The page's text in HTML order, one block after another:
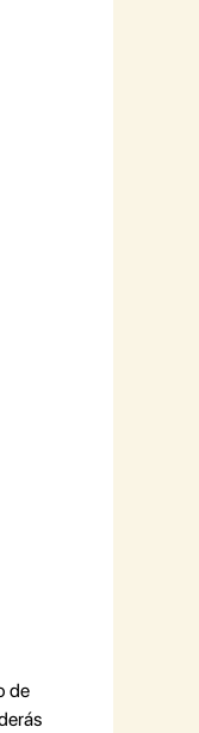
de